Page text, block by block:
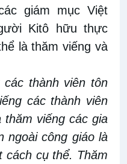
giám mục Việt
Kitô hữu thực
là thăm viếng và
các thành viên tôn
các thành viên
thăm viếng các gia
ngoài công giáo là
cách cụ thể. Thăm